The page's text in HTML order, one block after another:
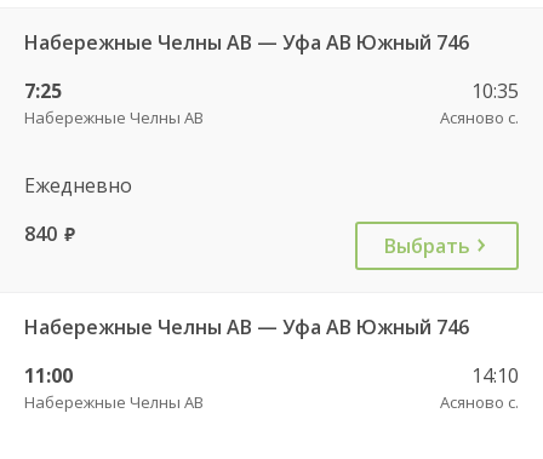
Набережные Челны АВ — Уфа АВ Южный 746
7:25
Набережные Челны АВ
10:35
Асяново с.
Ежедневно
840 руб. Выбрать
Набережные Челны АВ — Уфа АВ Южный 746
11:00
Набережные Челны АВ
14:10
Асяново с.